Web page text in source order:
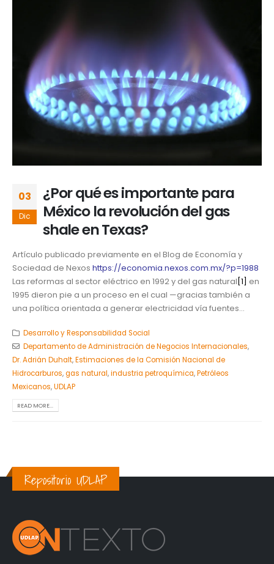
03
Dic
¿Por qué es importante para
México la revolución del gas
shale en Texas?
Artículo publicado previamente en el Blog de Economía y
Sociedad de Nexos https://economia.nexos.com.mx/?p=1988
Las reformas al sector eléctrico en 1992 y del gas natural [1] en
1995 dieron pie a un proceso en el cual —gracias también a
una política orientada a generar electricidad vía fuentes...
Desarrollo y Responsabilidad Social
Departamento de Administración de Negocios Internacionales,
Dr. Adrián Duhalt,Estimaciones de la Comisión Nacional de
Hidrocarburos,gas natural,industria petroquímica,Petróleos
Mexicanos,UDLAP
READ MORE...
Repositorio UDLAP